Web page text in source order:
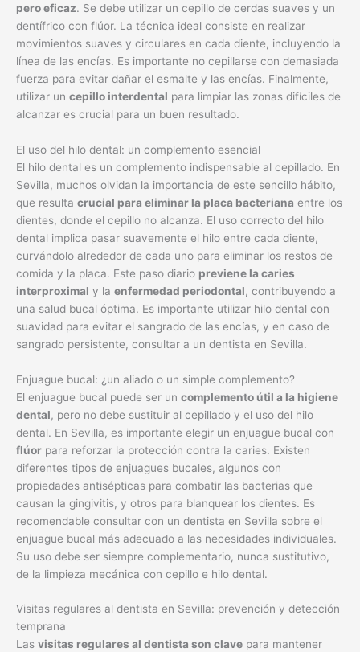
pero eficaz. Se debe utilizar un cepillo de cerdas suaves y un
dentífrico con flúor. La técnica ideal consiste en realizar
movimientos suaves y circulares en cada diente, incluyendo la
línea de las encías. Es importante no cepillarse con demasiada
fuerza para evitar dañar el esmalte y las encías. Finalmente,
utilizar un cepillo interdental para limpiar las zonas difíciles de
alcanzar es crucial para un buen resultado.
El uso del hilo dental: un complemento esencial
El hilo dental es un complemento indispensable al cepillado. En
Sevilla, muchos olvidan la importancia de este sencillo hábito,
que resulta crucial para eliminar la placa bacteriana entre los
dientes, donde el cepillo no alcanza. El uso correcto del hilo
dental implica pasar suavemente el hilo entre cada diente,
curvándolo alrededor de cada uno para eliminar los restos de
comida y la placa. Este paso diario previene la caries
interproximal y la enfermedad periodontal, contribuyendo a
una salud bucal óptima. Es importante utilizar hilo dental con
suavidad para evitar el sangrado de las encías, y en caso de
sangrado persistente, consultar a un dentista en Sevilla.
Enjuague bucal: ¿un aliado o un simple complemento?
El enjuague bucal puede ser un complemento útil a la higiene
dental, pero no debe sustituir al cepillado y el uso del hilo
dental. En Sevilla, es importante elegir un enjuague bucal con
flúor para reforzar la protección contra la caries. Existen
diferentes tipos de enjuagues bucales, algunos con
propiedades antisépticas para combatir las bacterias que
causan la gingivitis, y otros para blanquear los dientes. Es
recomendable consultar con un dentista en Sevilla sobre el
enjuague bucal más adecuado a las necesidades individuales.
Su uso debe ser siempre complementario, nunca sustitutivo,
de la limpieza mecánica con cepillo e hilo dental.
Visitas regulares al dentista en Sevilla: prevención y detección
temprana
Las visitas regulares al dentista son clave para mantener